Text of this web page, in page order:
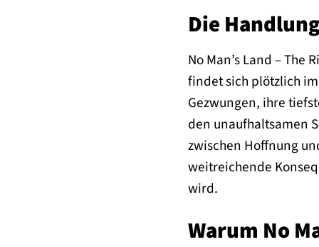
Die
No Man’s Land –
findet sich plötzlich
Gezwungen, ihre
den unaufhaltsamen
zwischen Hoffnung
weitreichende
wird.
Warum No